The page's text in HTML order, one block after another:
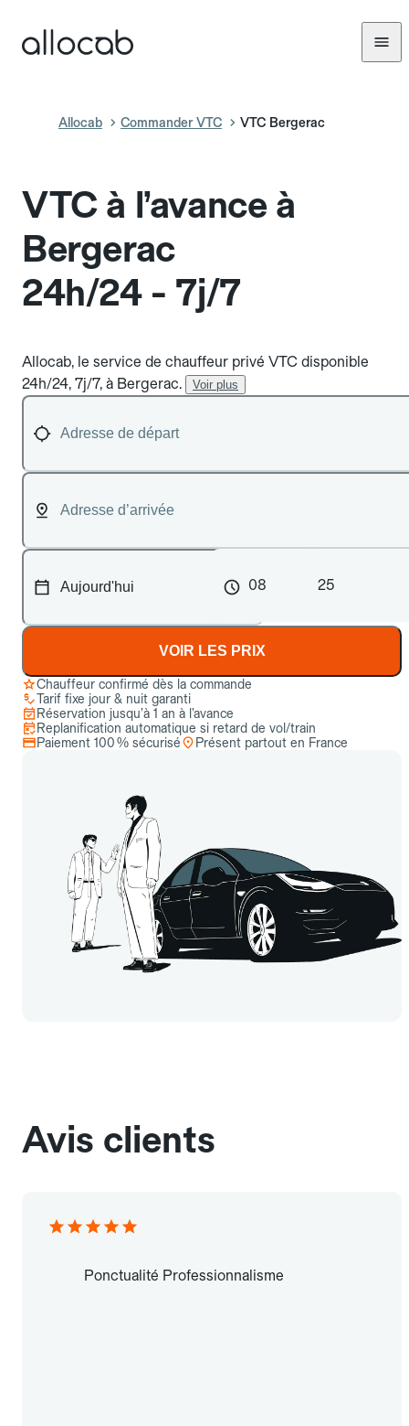
Allocab Commander VTC VTC Bergerac
VTC à l’avance à
Bergerac
24h/24 - 7j/7
Allocab, le service de chauffeur privé VTC disponible
24h/24, 7j/7, à Bergerac.
Voir plus
08 25
VOIR LES PRIX
Chauffeur confirmé dès la commande
Tarif fixe jour & nuit garanti
Réservation jusqu’à 1 an à l’avance
Replanification automatique si retard de vol/train
Paiement 100 % sécurisé
Présent partout en France
Avis clients
Ponctualité Professionnalisme